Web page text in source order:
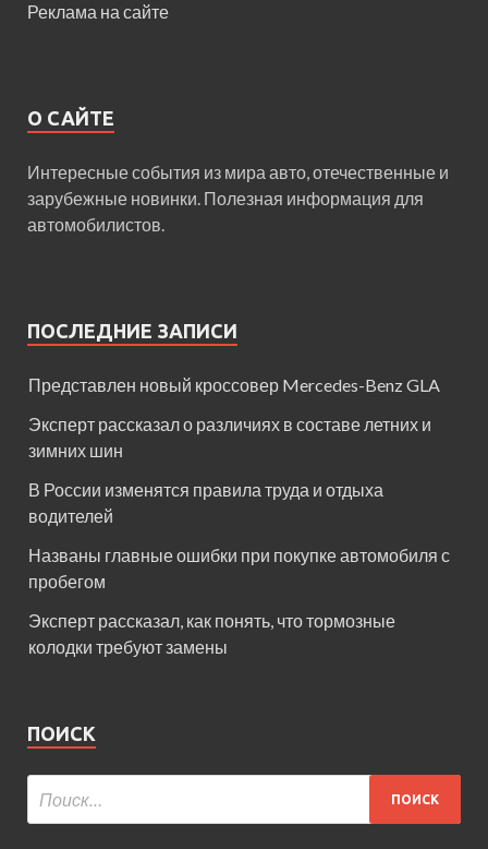
Реклама на сайте
О САЙТЕ
Интересные события из мира авто, отечественные и
зарубежные новинки. Полезная информация для
автомобилистов.
ПОСЛЕДНИЕ ЗАПИСИ
Представлен новый кроссовер Mercedes-Benz GLA
Эксперт рассказал о различиях в составе летних и
зимних шин
В России изменятся правила труда и отдыха
водителей
Названы главные ошибки при покупке автомобиля с
пробегом
Эксперт рассказал, как понять, что тормозные
колодки требуют замены
ПОИСК